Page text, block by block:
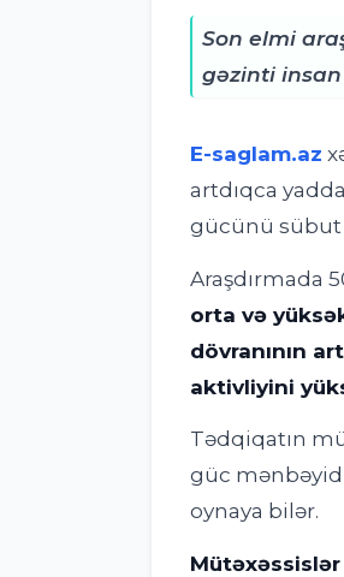
Son elmi
gəzinti insan
E-saglam.az
artdıqca
gücünü sübut
Araşdırmada
orta və
dövranının
aktivliyini
Tədqiqatın
güc
oynaya bilər.